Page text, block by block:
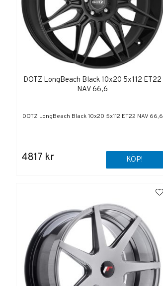
DOTZ LongBeach Black 10x20 5x112 ET22
NAV 66,6
DOTZ LongBeach Black 10x20 5x112 ET22 NAV 66,6
4817 kr KÖP!